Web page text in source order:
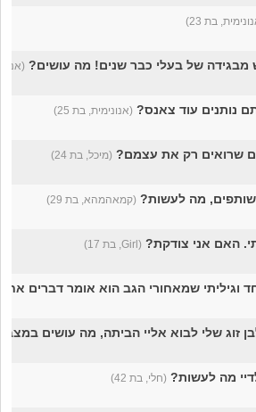
בת 23)
של בעלי כבר שנים! מה עושים? (אני,
נותנים עוד צאנס? (אנונימית, בת 25)
שרואים רק את עצמם? (מיכל, בת 24)
מה לעשות? (קמאהמהא, בת 29)
האם אני צודקת? (Girl, בת 17)
וגיליתי שמאחורי הגב הוא אומר דברים
זוג שלי לבוא אליי הביתה, מה עושים
מה לעשות? (חלי, בת 42)